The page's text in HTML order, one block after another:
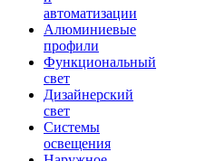
автоматизации
Алюминиевые
профили
Функциональный
свет
Дизайнерский
свет
Системы
освещения